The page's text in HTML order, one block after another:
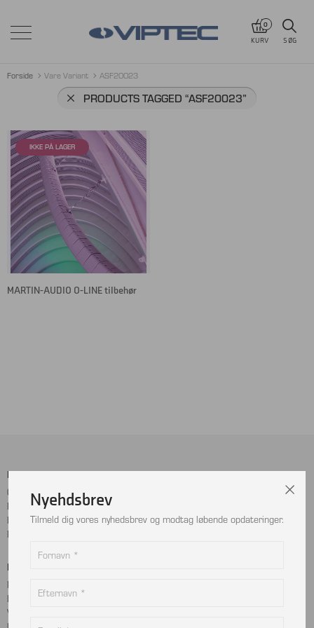
0
KURV
SØG
Forside Vare Variant ASF20023
PRODUCTS TAGGED “ASF20023”
MARTIN-AUDIO O-LINE tilbehør
Menu
Cookie- og privatlivspolitik
Handelsbetingelser
Kontakt
Returnering
Sociale Medier
LinkedIn
Betalingskort
MobilePay
Dankort
Visa
Nyehdsbrev
Tilmeld dig vores nyhedsbrev og modtag løbende opdateringer.